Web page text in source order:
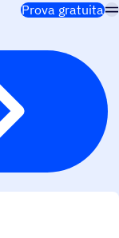
Prova gratuita